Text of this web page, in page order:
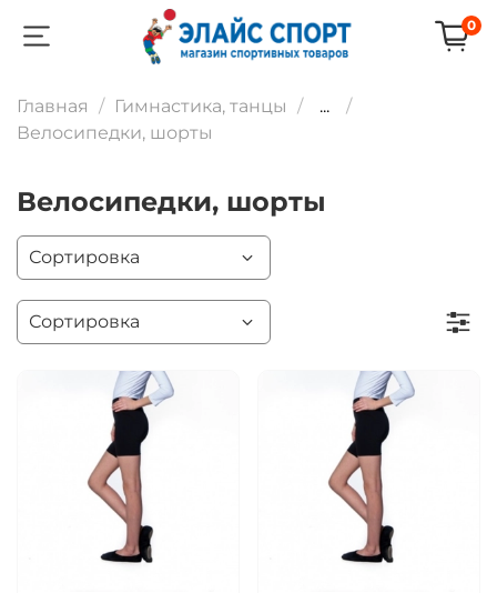
0
Главная Гимнастика, танцы
...
Велосипедки, шорты
Велосипедки, шорты